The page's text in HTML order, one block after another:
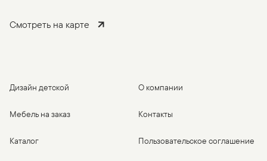
Смотреть на карте
Дизайн детской
Мебель на заказ
Каталог
О компании
Контакты
Пользовательское соглашение